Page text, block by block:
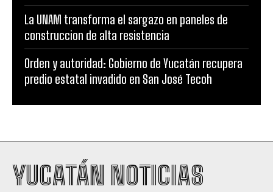
La UNAM transforma el sargazo en paneles de
construccion de alta resistencia
Orden y autoridad: Gobierno de Yucatán recupera
predio estatal invadido en San José Tecoh
YUCATÁN NOTICIAS